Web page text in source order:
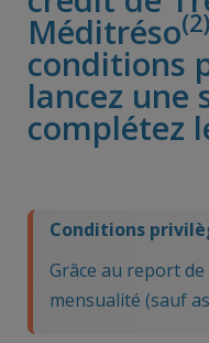
Méditréso(2)
conditions
lancez une
complétez
Conditions
Grâce au report
mensualité (sauf